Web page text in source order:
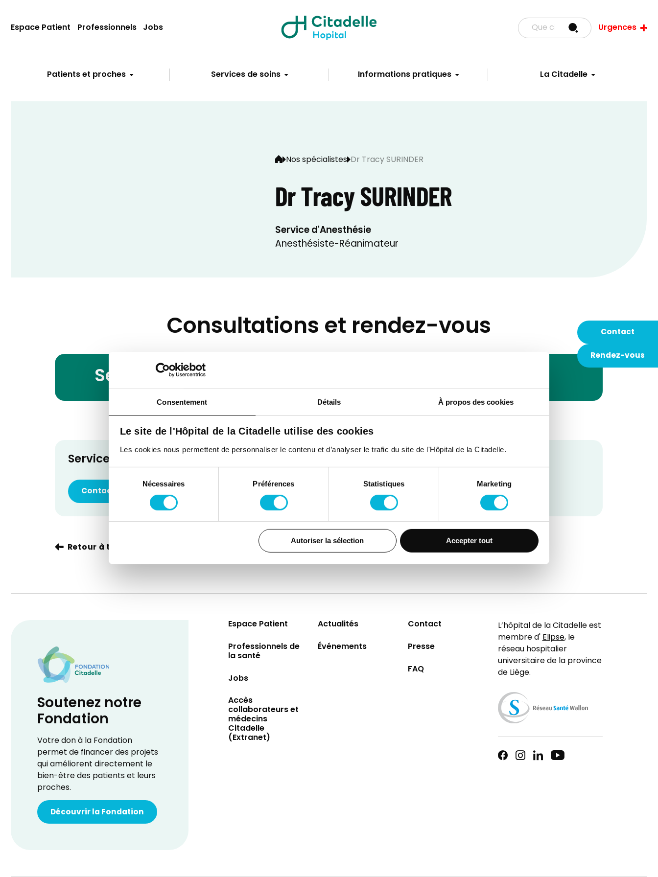
Consentement Détails À propos des cookies
Le site de l'Hôpital de la Citadelle utilise des cookies
Les cookies nous permettent de personnaliser le contenu et d’analyser le trafic du site de l'Hôpital de la Citadelle.
consentement
Nécessaires Préférences Statistiques Marketing
Autoriser la sélection Accepter tout
Patients et proches Services de soins Informations pratiques La Citadelle
Espace Patient Professionnels Jobs Urgences
Contact
Rendez-vous
Nos spécialistes Dr Tracy SURINDER
Dr Tracy SURINDER
Service d'Anesthésie
Anesthésiste-Réanimateur
Consultations et rendez-vous
Services
Service d'Anesthésie
Contacter le service
Retour à tous nos spécialistes
Soutenez notre
Fondation
Votre don à la Fondation
permet de financer des projets
qui améliorent directement le
bien-être des patients et leurs
proches.
Découvrir la Fondation
Espace Patient
Professionnels de
la santé
Jobs
Accès
collaborateurs et
médecins
Citadelle
(Extranet)
Actualités
Événements
Contact
Presse
FAQ
L’hôpital de la Citadelle est
membre d'Elipse, le
réseau hospitalier
universitaire de la province
de Liège.